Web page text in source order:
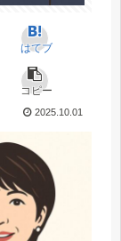
はてブ
コピー
2025.10.01